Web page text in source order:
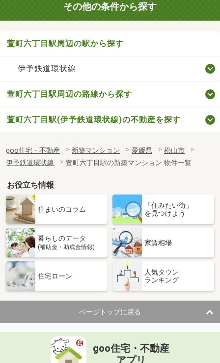
その他の条件から探す
萱町六丁目駅周辺の駅から探す
伊予鉄道環状線
萱町六丁目駅周辺の路線から探す
萱町六丁目駅(伊予鉄道環状線)の不動産を探す
goo住宅・不動産 新築マンション 愛媛県
松山市
伊予鉄道環状線
萱町六丁目駅の新築マンション 物件一覧
お役立ち情報
住まいのコラム
「住みたい街」
を見つけよう
暮らしのデータ
(補助金・助成金情報)
家賃相場
住宅ローン
人気タウン
ランキング
ページトップに戻る
goo住宅・不動産
アプリ